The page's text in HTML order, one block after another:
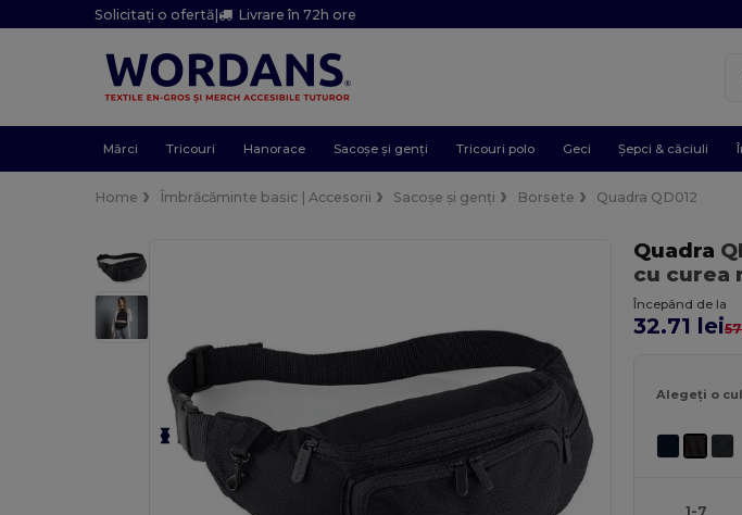
Solicitați o ofertă| Livrare în 72h ore
Mărci Tricouri Hanorace Sacoșe și genți Tricouri polo Geci Șepci & căciuli
Home Îmbrăcăminte basic | Accesorii Sacoșe și genți Borsete Quadra QD012
Quadra
cu curea
Începând de la
32.71 lei
Alegeți o
1-7